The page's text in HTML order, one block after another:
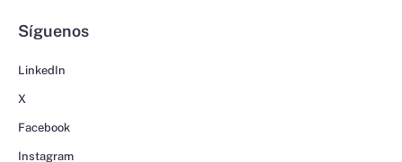
Síguenos
LinkedIn
X
Facebook
Instagram